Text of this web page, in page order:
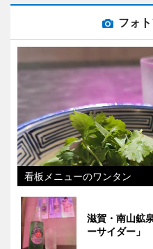
フォ
看板メニューのワンタン
滋賀・南山鉱
ーサイダー」